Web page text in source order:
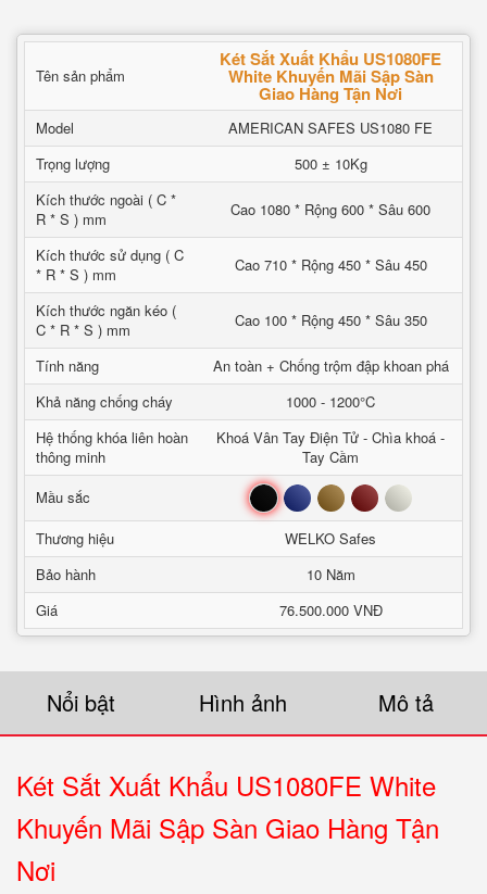
Tên sản phẩm
Két Sắt Xuất Khẩu US1080FE
White Khuyến Mãi Sập Sàn
Giao Hàng Tận Nơi
Model
AMERICAN SAFES US1080 FE
Trọng lượng
500 ± 10Kg
Kích thước ngoài ( C *
R * S ) mm
Cao 1080 * Rộng 600 * Sâu 600
Kích thước sử dụng ( C
* R * S ) mm
Cao 710 * Rộng 450 * Sâu 450
Kích thước ngăn kéo (
C * R * S ) mm
Cao 100 * Rộng 450 * Sâu 350
Tính năng
An toàn + Chống trộm đập khoan phá
Khả năng chống cháy
1000 - 1200°C
Hệ thống khóa liên hoàn
thông minh
Khoá Vân Tay Điện Tử - Chìa khoá -
Tay Cầm
Mầu sắc
Đen Xanh Nâu Đỏ Trắng
Thương hiệu
WELKO Safes
Bảo hành
10 Năm
Giá
76.500.000 VNĐ
Nổi bật Hình ảnh Mô tả
Két Sắt Xuất Khẩu US1080FE White
Khuyến Mãi Sập Sàn Giao Hàng Tận
Nơi